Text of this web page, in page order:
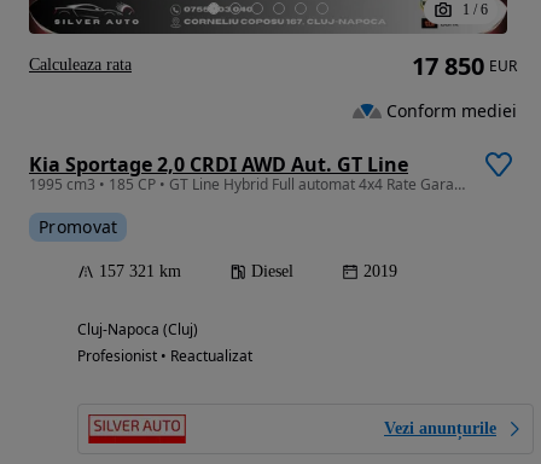
1 / 6
Kia Sportage 2,0 CRDI AWD Aut. GT Line
1995 cm3 • 185 CP • GT Line Hybrid Full automat 4x4 Rate Garantie 24 luni Finantare
Promovat
157 321 km Diesel 2019
Cluj-Napoca (Cluj)
Profesionist • Reactualizat
Vezi anunțurile
17 850 EUR
Conform mediei
Calculeaza rata